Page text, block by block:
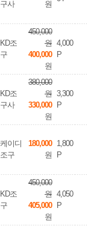
구사
원
KD조
구
450,000
원
400,000
원
4,000
P
KD조
구사
380,000
원
330,000
원
3,300
P
케이디
조구
180,000
원
1,800
P
KD조
구
450,000
원
405,000
원
4,050
P